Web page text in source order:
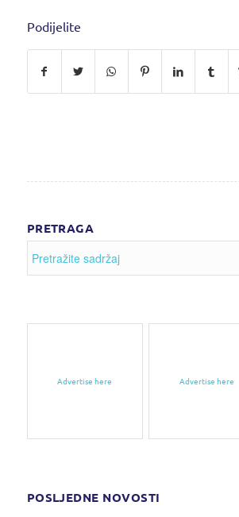
Podijelite
PRETRAGA
Advertise here Advertise here
POSLJEDNE NOVOSTI